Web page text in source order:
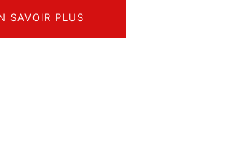
SAVOIR PLUS